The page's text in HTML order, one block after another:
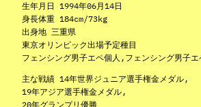
生年月日 1994年06月14日
身長体重 184cm/73kg
出身地 三重県
東京オリンピック出場予定種目
フェンシング男子エペ個人,フェンシング男子エ
主な戦績 14年世界ジュニア選手権金メダル,
19年アジア選手権金メダル,
20年グランプリ優勝